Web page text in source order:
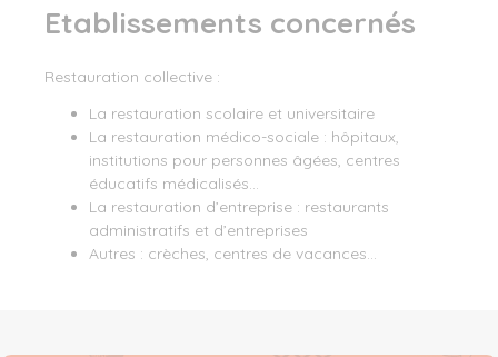
Etablissements concernés
Restauration collective :
La restauration scolaire et universitaire
La restauration médico-sociale : hôpitaux,
institutions pour personnes âgées, centres
éducatifs médicalisés…
La restauration d’entreprise : restaurants
administratifs et d’entreprises
Autres : crèches, centres de vacances…